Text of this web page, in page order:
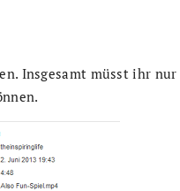
Insgesamt müsst ihr nur